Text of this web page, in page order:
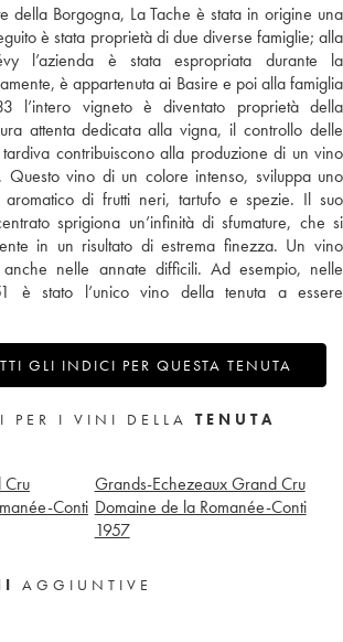
della Borgogna, La Tache è stata in origine una
è stata proprietà di due diverse famiglie; alla
l’azienda è stata espropriata durante la
è appartenuta ai Basire e poi alla famiglia
l’intero vigneto è diventato proprietà della
attenta dedicata alla vigna, il controllo delle
contribuiscono alla produzione di un vino
Questo vino di un colore intenso, sviluppa uno
aromatico di frutti neri, tartufo e spezie. Il suo
sprigiona un’infinità di sfumature, che si
in un risultato di estrema finezza. Un vino
nelle annate difficili. Ad esempio, nelle
è stato l’unico vino della tenuta a essere
GLI INDICI PER QUESTA TENUTA
PER I VINI DELLA TENUTA
Cru
Conti
Grands-Echezeaux Grand Cru
Domaine de la Romanée-Conti
1957
AGGIUNTIVE